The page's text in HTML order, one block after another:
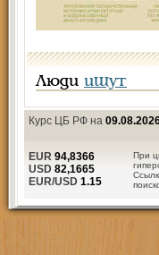
Люди ищут
Курс ЦБ РФ на
При
EUR 94,8366
USD 82,1665
EUR/USD 1.15